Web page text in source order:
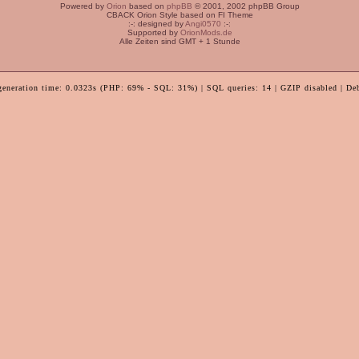
Powered by Orion based on phpBB © 2001, 2002 phpBB Group
CBACK Orion Style based on FI Theme
:-: designed byAngi0570 :-:
Supported by OrionMods.de
Alle Zeiten sind GMT + 1 Stunde
time: 0.0323s (PHP: 69% - SQL: 31%) | SQL queries: 14 | GZIP disabled |